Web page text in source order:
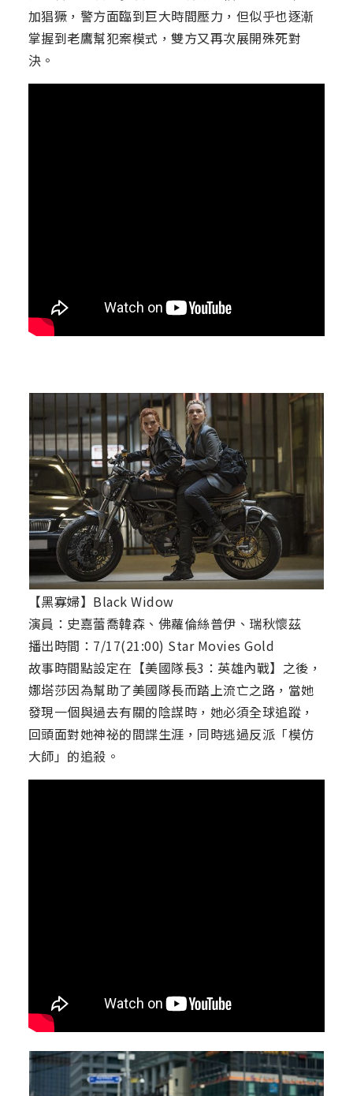
加猖獗，警方面臨到巨大時間壓力，但似乎也逐漸
掌握到老鷹幫犯案模式，雙方又再次展開殊死對
決。
【黑寡婦】Black Widow
演員：史嘉蕾喬韓森、佛蘿倫絲普伊、瑞秋懷茲
播出時間：7/17(21:00) Star Movies Gold
故事時間點設定在【美國隊長3：英雄內戰】之後，
娜塔莎因為幫助了美國隊長而踏上流亡之路，當她
發現一個與過去有關的陰謀時，她必須全球追蹤，
回頭面對她神祕的間諜生涯，同時逃過反派「模仿
大師」的追殺。